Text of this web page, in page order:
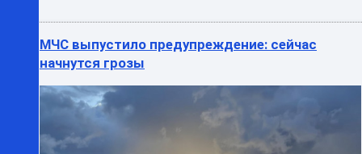
МЧС выпустило предупреждение: сейчас
начнутся грозы